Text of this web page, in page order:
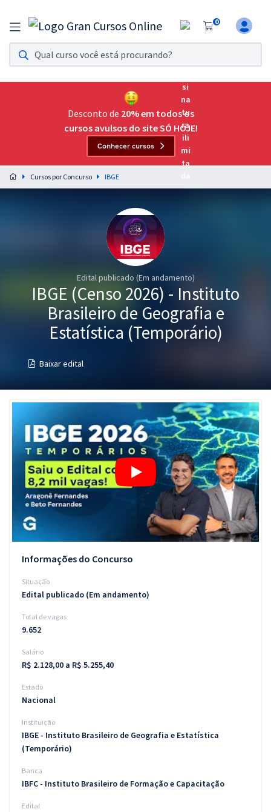
0
Assinatura Ilimitada 11
Acesso a todos os cursos. Teste grátis por 7 dias!
Assinatura OAB Até Passar
Acesso ilimitado a toda preparação para o Exame da
Preparação completa e intensiva para as principais
residências em saúde do Brasil
Graduação
Mentorias
Blog
Aprovados
Atendimento
Desconto de 20% em todos os
cursos avulsos do site SÓ HOJE!
Conhecer cursos
Cursos por Concurso IBGE
Edital publicado (Em andamento)
IBGE (Censo 2026) - Instituto
Brasileiro de Geografia e
Estatística (Temporário)
Baixar edital
Informações do Concurso
Situação
Edital publicado (Em andamento)
Total de vagas
9.652
Salário
R$ 2.128,00 a R$ 5.255,40
Estado
Nacional
Instituição
IBGE - Instituto Brasileiro de Geografia e Estatística
(Temporário)
Banca
IBFC - Instituto Brasileiro de Formação e Capacitação
Edital